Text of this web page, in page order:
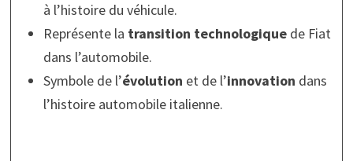
à l’histoire du véhicule.
Représente la transition technologiquede Fiat
dans l’automobile.
Symbole de l’évolution et de l’innovation dans
l’histoire automobile italienne.